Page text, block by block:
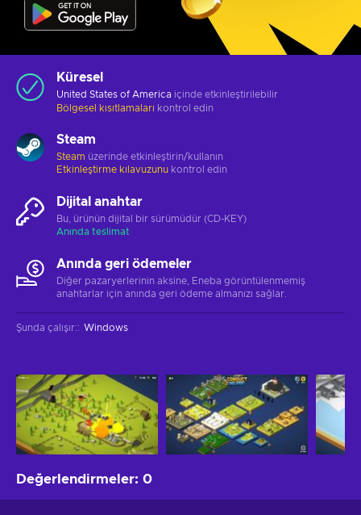
Küresel
United States of America içinde etkinleştirilebilir
Bölgesel kısıtlamaları kontrol edin
Steam
Steam üzerinde etkinleştirin/kullanın
Etkinleştirme kılavuzunu kontrol edin
Dijital anahtar
Bu, ürünün dijital bir sürümüdür (CD-KEY)
Anında teslimat
Anında geri ödemeler
Diğer pazaryerlerinin aksine, Eneba görüntülenmemiş
anahtarlar için anında geri ödeme almanızı sağlar.
Şunda çalışır:: Windows
Değerlendirmeler: 0